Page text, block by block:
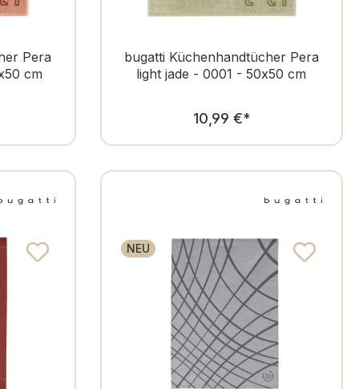
Pera
cm
bugatti Küchenhandtücher Pera
light jade - 0001 - 50x50 cm
Regulärer Preis:
10,99 €*
NEU